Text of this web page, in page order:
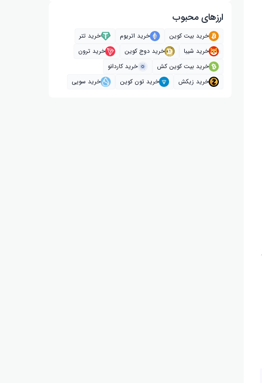
ارز‌های محبوب
خرید بیت کوین خرید اتریوم
خرید تتر
خرید شیبا
خرید دوج کوین
خرید ترون
خرید بیت کوین کش
خرید کاردانو
خرید زیکش
خرید تون کوین خرید سویی